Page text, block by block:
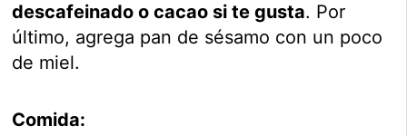
descafeinado o cacao si te gusta. Por
último, agrega pan de sésamo con un poco
de miel.
Comida: